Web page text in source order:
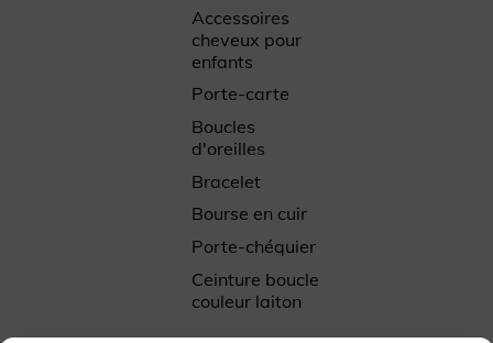
Accessoires
cheveux pour
enfants
Porte-carte
Boucles
d'oreilles
Bracelet
Bourse en cuir
Porte-chéquier
Ceinture boucle
couleur laiton